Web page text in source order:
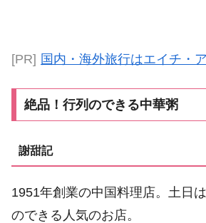
[PR] 国内・海外旅行はエイチ・
絶品！行列のできる中華粥
謝甜記
1951年創業の中国料理店。土日
のできる人気のお店。